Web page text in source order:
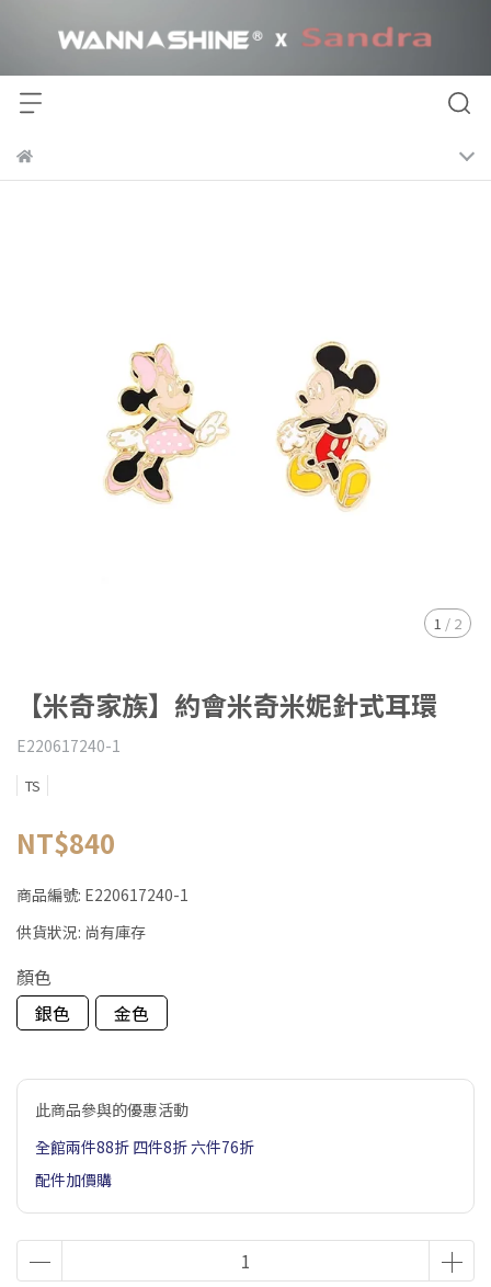
1 / 2
【米奇家族】約會米奇米妮針式耳環
E220617240-1
TS
NT$840
商品編號: E220617240-1
供貨狀況: 尚有庫存
顏色
銀色
金色
此商品參與的優惠活動
全館兩件88折 四件8折 六件76折
配件加價購